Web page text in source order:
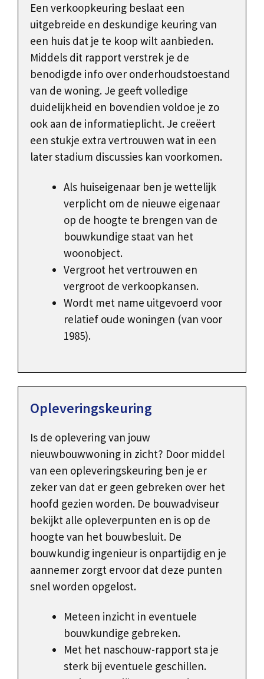
Een verkoopkeuring beslaat een
uitgebreide en deskundige keuring van
een huis dat je te koop wilt aanbieden.
Middels dit rapport verstrek je de
benodigde info over onderhoudstoestand
van de woning. Je geeft volledige
duidelijkheid en bovendien voldoe je zo
ook aan de informatieplicht. Je creëert
een stukje extra vertrouwen wat in een
later stadium discussies kan voorkomen.
Als huiseigenaar ben je wettelijk
verplicht om de nieuwe eigenaar
op de hoogte te brengen van de
bouwkundige staat van het
woonobject.
Vergroot het vertrouwen en
vergroot de verkoopkansen.
Wordt met name uitgevoerd voor
relatief oude woningen (van voor
1985).
Opleveringskeuring
Is de oplevering van jouw
nieuwbouwwoning in zicht? Door middel
van een opleveringskeuring ben je er
zeker van dat er geen gebreken over het
hoofd gezien worden. De bouwadviseur
bekijkt alle opleverpunten en is op de
hoogte van het bouwbesluit. De
bouwkundig ingenieur is onpartijdig en je
aannemer zorgt ervoor dat deze punten
snel worden opgelost.
Meteen inzicht in eventuele
bouwkundige gebreken.
Met het naschouw-rapport sta je
sterk bij eventuele geschillen.